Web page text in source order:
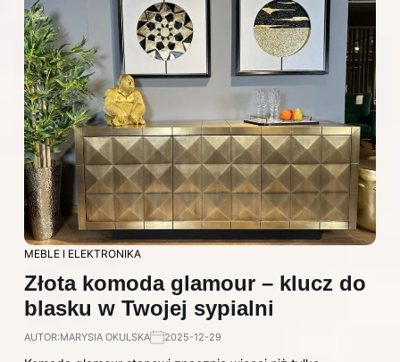
MEBLE I ELEKTRONIKA
Złota komoda glamour – klucz do
blasku w Twojej sypialni
AUTOR:MARYSIA OKULSKA 2025-12-29